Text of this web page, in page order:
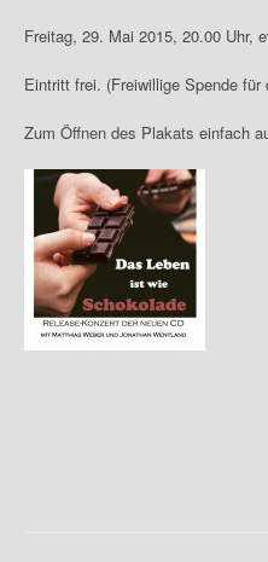
Freitag, 29. Mai 2015, 20.00 Uhr,
Eintritt frei. (Freiwillige Spende für
Zum Öffnen des Plakats einfach